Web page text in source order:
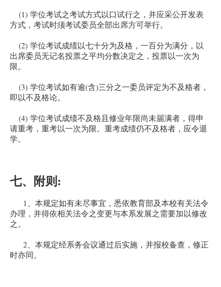
(1) 学位考试之考试方式以口试行之，并应采公开发表
方式，考试时须考试委员全部出席方可举行。
(2) 学位考试成绩以七十分为及格，一百分为满分，以
出席委员无记名投票之平均分数决定之，投票以一次为
限。
(3) 学位考试如有逾(含)三分之一委员评定为不及格者，
即以不及格论。
(4) 学位考试成绩不及格且修业年限尚未届满者，得申
请重考，重考以一次为限。重考成绩仍不及格者，应令退
学。
七、附则 :
1
、本规定如有未尽事宜，悉依教育部及本校有关法令
办理，并得依相关法令之变更与本系发展之需要加以修改
之。
2 、本规定经系务会议通过后实施，并报校备查，修正
时亦同。